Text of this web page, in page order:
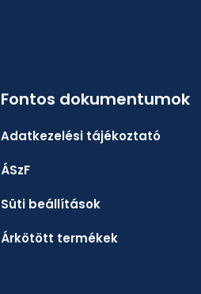
Fontos dokumentumok
Adatkezelési tájékoztató
ÁSzF
Süti beállítások
Árkötött termékek